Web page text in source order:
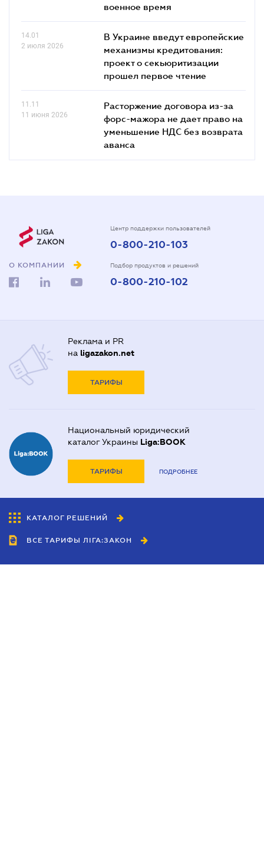
военное время
14.01
2 июля 2026
В Украине введут европейские
механизмы кредитования:
проект о секьюритизации
прошел первое чтение
11.11
11 июня 2026
Расторжение договора из-за
форс-мажора не дает право на
уменьшение НДС без возврата
аванса
О КОМПАНИИ
Центр поддержки пользователей
0-800-210-103
Подбор продуктов и решений
0-800-210-102
Реклама и PR
на ligazakon.net
ТАРИФЫ
Национальный юридический
каталог Украины Liga:BOOK
ТАРИФЫ ПОДРОБНЕЕ
КАТАЛОГ РЕШЕНИЙ
ВСЕ ТАРИФЫ ЛІГА:ЗАКОН